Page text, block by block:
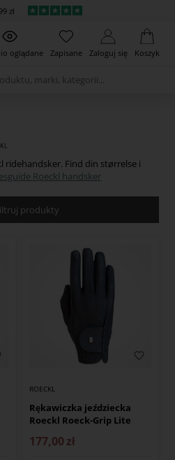
zł
oglądane Zapisane Zaloguj się Koszyk
ridehandsker. Find din størrelse i
Roeckl handsker
produkty
ROECKL
Rękawiczka jeździecka
Roeckl Roeck-Grip Lite
177,00 zł